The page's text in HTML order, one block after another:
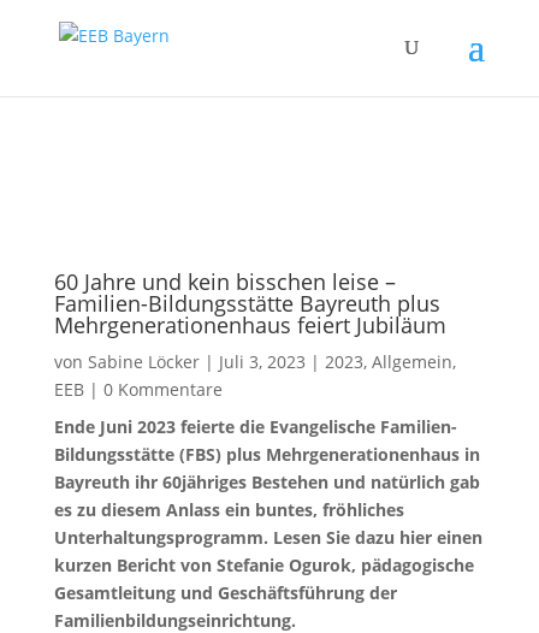
Zum Inhalt springen
60 Jahre und kein bisschen leise –
Familien-Bildungsstätte Bayreuth plus
Mehrgenerationenhaus feiert Jubiläum
von Sabine Löcker| Juli 3, 2023 | 2023, Allgemein,
EEB| 0 Kommentare
Ende Juni 2023 feierte die Evangelische Familien-
Bildungsstätte (FBS) plus Mehrgenerationenhaus in
Bayreuth ihr 60jähriges Bestehen und natürlich gab
es zu diesem Anlass ein buntes, fröhliches
Unterhaltungsprogramm. Lesen Sie dazu hier einen
kurzen Bericht von Stefanie Ogurok, pädagogische
Gesamtleitung und Geschäftsführung der
Familienbildungseinrichtung.